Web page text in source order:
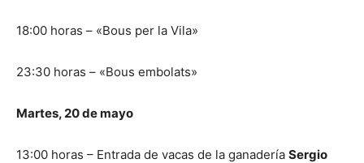
18:00 horas – «Bous per la Vila»
23:30 horas – «Bous embolats»
Martes, 20 de mayo
13:00 horas – Entrada de vacas de la ganadería Sergio